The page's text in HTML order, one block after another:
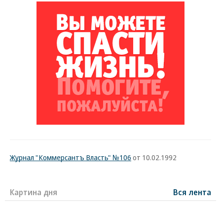
Журнал "Коммерсантъ Власть" №106 от 10.02.1992
Картина дня Вся лента